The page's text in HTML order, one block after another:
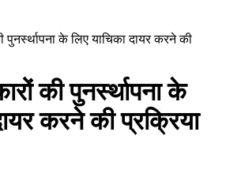
पुनर्स्थापना के लिए याचिका दायर करने की
की पुनर्स्थापना के
करने की प्रक्रिया